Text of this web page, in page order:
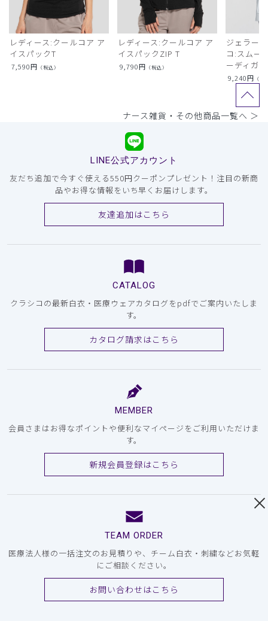
レディース:クールコア ア
イスパックT
7,590円 （税込）
レディース:クールコア ア
イスパックZIP T
9,790円 （税込）
ジェラー
コ:スムー
ーディガン
9,240円 （税
ナース雑貨・その他商品一覧へ ＞
LINE公式アカウント
友だち追加で今すぐ使える550円クーポンプレゼント！注目の新商
品やお得な情報をいち早くお届けします。
友達追加はこちら
CATALOG
クラシコの最新白衣・医療ウェアカタログをpdfでご案内いたしま
す。
カタログ請求はこちら
MEMBER
会員さまはお得なポイントや便利なマイページをご利用いただけま
す。
新規会員登録はこちら
TEAM ORDER
医療法人様の一括注文のお見積りや、チーム白衣・刺繍などお気軽
にご相談ください。
お問い合わせはこちら